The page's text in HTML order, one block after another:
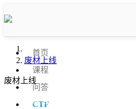
首页
课程
问答
CTF
废材上线
废材上线
战队信息